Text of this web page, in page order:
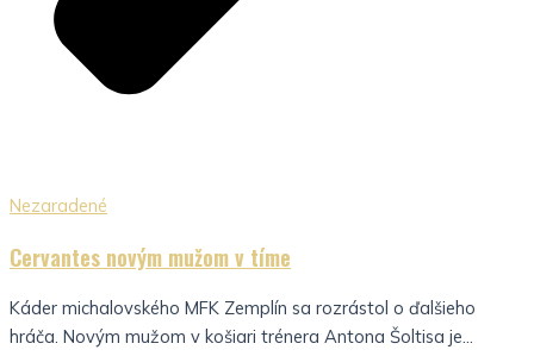
Nezaradené
Cervantes novým mužom v tíme
Káder michalovského MFK Zemplín sa rozrástol o ďalšieho
hráča. Novým mužom v košiari trénera Antona Šoltisa je...